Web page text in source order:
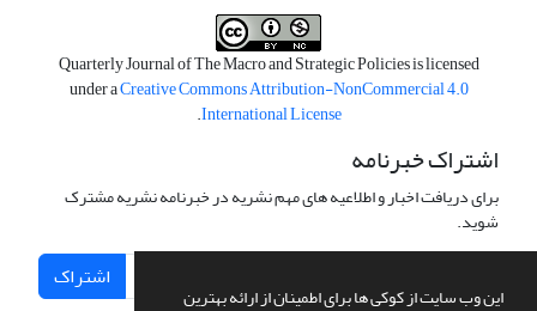
این وب سایت از کوکی ها برای اطمینان از ارائه بهترین
Quarterly Journal of The Macro and Strategic Policies is licensed
under aCreative Commons Attribution-NonCommercial 4.0
International License
.
اشتراک خبرنامه
برای دریافت اخبار و اطلاعیه های مهم نشریه در خبرنامه نشریه مشترک
شوید.
اشتراک